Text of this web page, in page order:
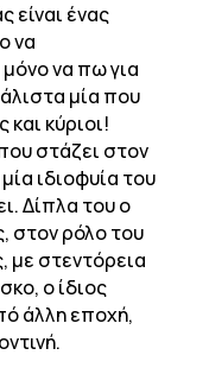
είναι ένας
να
μόνο να πω για
μία που
και κύριοι!
στάζει στον
ιδιοφυία του
Δίπλα του ο
στον ρόλο του
με στεντόρεια
ο ίδιος
άλλη εποχή,